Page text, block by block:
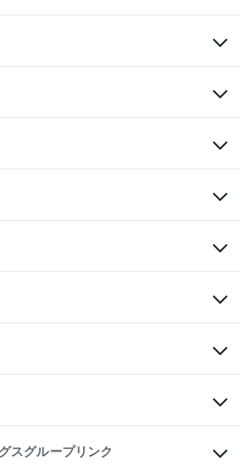
）
」
アポリシー
品取引専用の相談・お問い合わせ窓口）
Eメールなどの送付停止について
百貨店のブライダルクラブ
バブルスタッフ株式会社まで
スグループリンク